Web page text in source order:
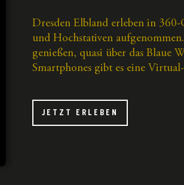
Dresden Elbland erleben in
und Hochstativen
genießen, quasi über das Blaue
Smartphones gibt es eine
JETZT ERLEBEN